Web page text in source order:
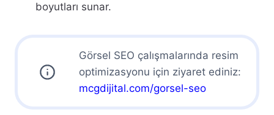
boyutları sunar.
Görsel SEO çalışmalarında resim
optimizasyonu için ziyaret ediniz:
mcgdijital.com/gorsel-seo